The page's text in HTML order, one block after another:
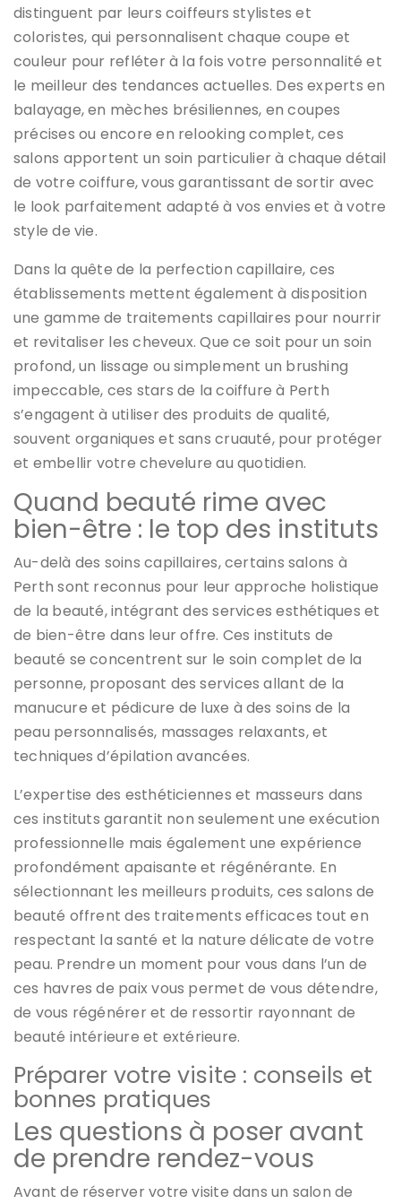
distinguent par leurs coiffeurs stylistes et
coloristes, qui personnalisent chaque coupe et
couleur pour refléter à la fois votre personnalité et
le meilleur des tendances actuelles. Des experts en
balayage, en mèches brésiliennes, en coupes
précises ou encore en relooking complet, ces
salons apportent un soin particulier à chaque détail
de votre coiffure, vous garantissant de sortir avec
le look parfaitement adapté à vos envies et à votre
style de vie.
Dans la quête de la perfection capillaire, ces
établissements mettent également à disposition
une gamme de traitements capillaires pour nourrir
et revitaliser les cheveux. Que ce soit pour un soin
profond, un lissage ou simplement un brushing
impeccable, ces stars de la coiffure à Perth
s’engagent à utiliser des produits de qualité,
souvent organiques et sans cruauté, pour protéger
et embellir votre chevelure au quotidien.
Quand beauté rime avec
bien-être : le top des instituts
Au-delà des soins capillaires, certains salons à
Perth sont reconnus pour leur approche holistique
de la beauté, intégrant des services esthétiques et
de bien-être dans leur offre. Ces instituts de
beauté se concentrent sur le soin complet de la
personne, proposant des services allant de la
manucure et pédicure de luxe à des soins de la
peau personnalisés, massages relaxants, et
techniques d’épilation avancées.
L’expertise des esthéticiennes et masseurs dans
ces instituts garantit non seulement une exécution
professionnelle mais également une expérience
profondément apaisante et régénérante. En
sélectionnant les meilleurs produits, ces salons de
beauté offrent des traitements efficaces tout en
respectant la santé et la nature délicate de votre
peau. Prendre un moment pour vous dans l’un de
ces havres de paix vous permet de vous détendre,
de vous régénérer et de ressortir rayonnant de
beauté intérieure et extérieure.
Préparer votre visite : conseils et
bonnes pratiques
Les questions à poser avant
de prendre rendez-vous
Avant de réserver votre visite dans un salon de